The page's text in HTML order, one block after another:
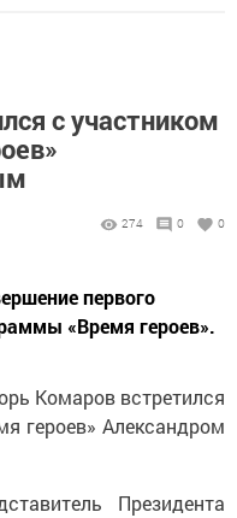
с участником
274 0 0
первого
«Время героев».
Комаров встретился
героев» Александром
Президента